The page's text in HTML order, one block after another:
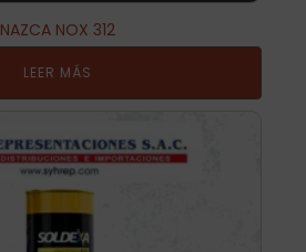
NAZCA NOX 312
LEER MÁS